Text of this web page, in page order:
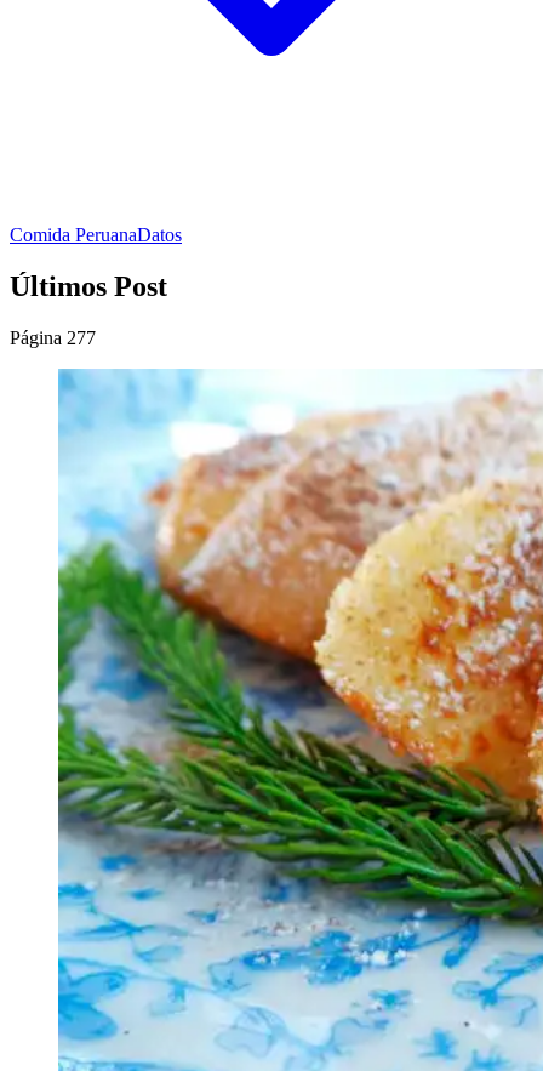
Comida PeruanaDatos
Últimos Post
Página 277